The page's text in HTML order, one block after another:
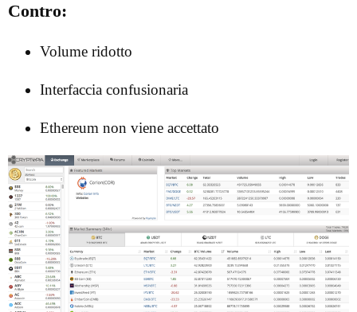
Contro:
Volume ridotto
Interfaccia confusionaria
Ethereum non viene accettato